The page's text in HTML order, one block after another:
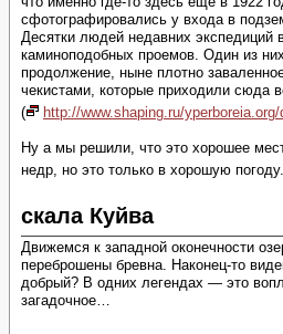
сфотографировались у входа в
Десятки людей недавних экспедиций
каминоподобных проемов. Один из
продолжение, ныне плотно
чекистами, которые приходили сюда
(
http://www.shaping.ru/
Ну а мы решили, что это хорошее
недр, но это только в хорошую погоду.
скала Куйва
Движемся к западной оконечности
переброшены бревна. Наконец-то
добрый? В одних легендах — это
загадочное…